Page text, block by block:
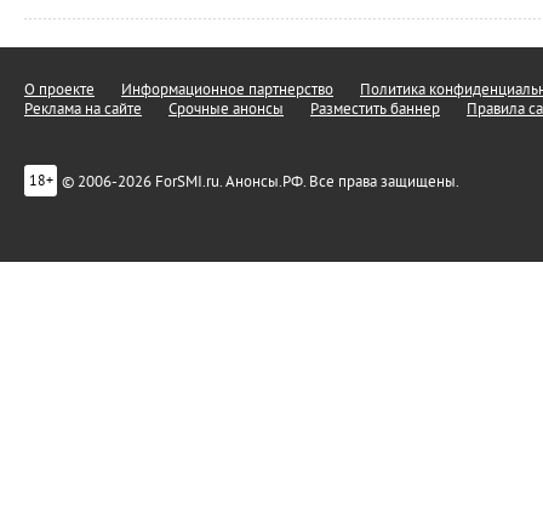
О проекте Информационное партнерство
Политика
Реклама на сайте
Срочные анонсы Разместить баннер Правила
18+ © 2006-2026 ForSMI.ru. Анонсы.РФ. Все права защищены.